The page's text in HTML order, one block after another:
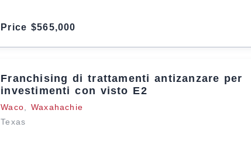
Price $565,000
Franchising di trattamenti antizanzare per
investimenti con visto E2
Waco
Waxahachie
Texas